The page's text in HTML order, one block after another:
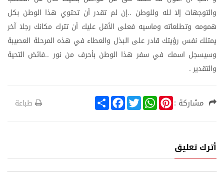
والتوجهات إلا لله وللوطن ..إن لم تقدر أن تحتوي هذا الوطن بكل
همومه وتطلعاته وماسيه فعلى الأقل عليك أن تترك مكانك رجلا آخر
يمتلك نفس رؤيتك قادر على البذل والعطاء في هذه المرحلة العصيبة
وسيسجل اسمك في سفر هذا الوطن بأحرف من نور ..فائض التحية
والتقدير .
مشاركة : S
h
F
a
k
T
w
W
h
p
P
i
s
طباعة
أترك تعليق